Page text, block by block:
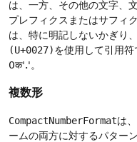
は、一方、その他の文字、
プレフィクスまたはサフィ
は、特に明記しないかぎり
(U+0027)を使用して引用符
0क'.'。
複数形
CompactNumberFormatは
ームの両方に対するパター